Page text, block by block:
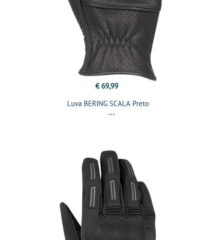
€ 69,99
Luva BERING SCALA Preto